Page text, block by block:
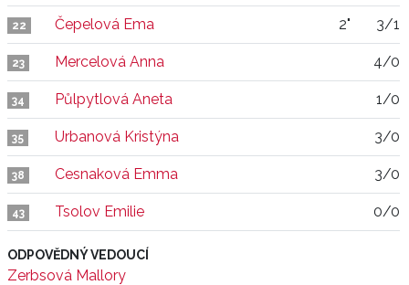
22 Čepelová Ema 2" 3/1
23 Mercelová Anna 4/0
34 Půlpytlová Aneta 1/0
35 Urbanová Kristýna 3/0
38 Cesnaková Emma 3/0
43 Tsolov Emilie 0/0
ODPOVĚDNÝ VEDOUCÍ
Zerbsová Mallory